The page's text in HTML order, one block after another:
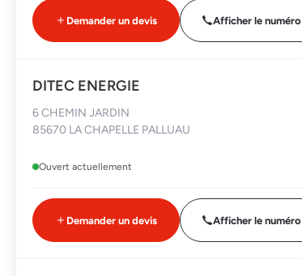
Demander un devis Afficher le numéro
DITEC ENERGIE
6 CHEMIN JARDIN
85670 LA CHAPELLE PALLUAU
Ouvert actuellement
Demander un devis Afficher le numéro